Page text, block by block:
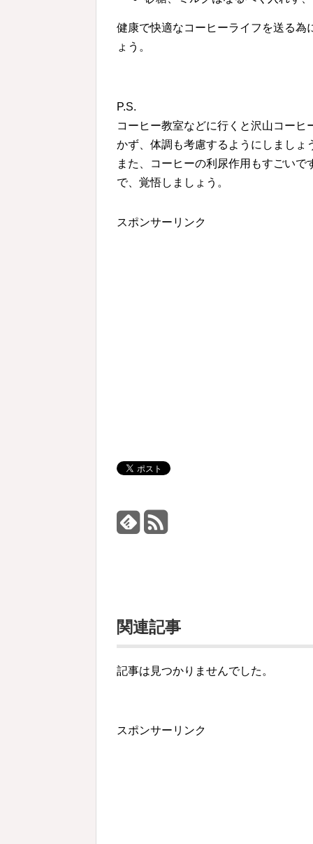
健康で快適なコーヒーライフを送る
ょう。
P.S.
コーヒー教室などに行くと沢山コー
かず、体調も考慮するようにしましょ
また、コーヒーの利尿作用もすごい
で、覚悟しましょう。
スポンサーリンク
関連記事
記事は見つかりませんでした。
スポンサーリンク